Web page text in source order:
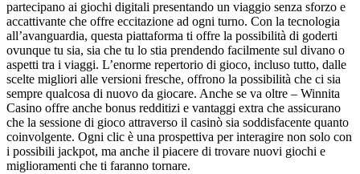
partecipano ai giochi digitali presentando un viaggio senza sforzo e
accattivante che offre eccitazione ad ogni turno. Con la tecnologia
all’avanguardia, questa piattaforma ti offre la possibilità di goderti
ovunque tu sia, sia che tu lo stia prendendo facilmente sul divano o
aspetti tra i viaggi. L’enorme repertorio di gioco, incluso tutto, dalle
scelte migliori alle versioni fresche, offrono la possibilità che ci sia
sempre qualcosa di nuovo da giocare. Anche se va oltre – Winnita
Casino offre anche bonus redditizi e vantaggi extra che assicurano
che la sessione di gioco attraverso il casinò sia soddisfacente quanto
coinvolgente. Ogni clic è una prospettiva per interagire non solo con
i possibili jackpot, ma anche il piacere di trovare nuovi giochi e
miglioramenti che ti faranno tornare.